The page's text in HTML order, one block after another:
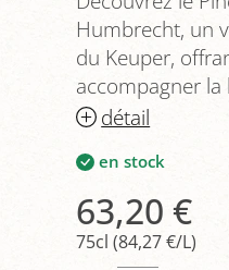
Humbrecht, un
du Keuper,
accompagner
détail
en stock
63,20 €
75cl (84,27 €/L)